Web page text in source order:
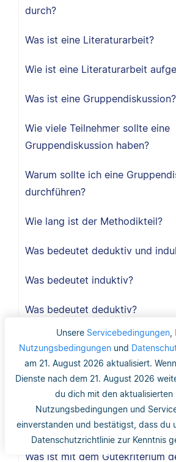
Unsere Servicebedingungen,
Nutzungsbedingungen und
am 21. August 2026 aktualisiert.
Dienste nach dem 21. August 2026
du dich mit den aktualisierten
Nutzungsbedingungen und
einverstanden und bestätigst, dass du
Datenschutzrichtlinie zur Kenntnis
durch?
Was ist eine Literaturarbeit?
Wie ist eine Literaturarbeit
Was ist eine Gruppendiskussion?
Wie viele Teilnehmer sollte eine
Gruppendiskussion haben?
Warum sollte ich eine
durchführen?
Wie lang ist der Methodikteil?
Was bedeutet deduktiv und
Was bedeutet induktiv?
Was bedeutet deduktiv?
Was ist Validität?
Was ist interne Validität?
Was versteht man unter
Was ist die Reliabilität?
Was ist mit dem Gütekriterium